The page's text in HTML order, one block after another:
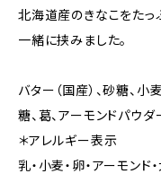
北海道産のきなこをたっ
一緒に挟みました。
バター（国産）、砂糖、小
糖、葛、アーモンドパウダ
＊アレルギー表示
乳・小麦・卵・アーモンド